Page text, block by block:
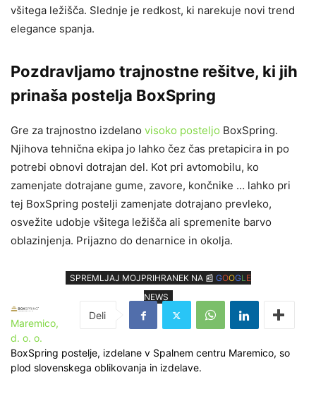
všitega ležišča. Slednje je redkost, ki narekuje novi trend
elegance spanja.
Pozdravljamo trajnostne rešitve, ki jih
prinaša postelja BoxSpring
Gre za trajnostno izdelano visoko posteljo BoxSpring.
Njihova tehnična ekipa jo lahko čez čas pretapicira in po
potrebi obnovi dotrajan del. Kot pri avtomobilu, ko
zamenjate dotrajane gume, zavore, končnike … lahko pri
tej BoxSpring postelji zamenjate dotrajano prevleko,
osvežite udobje všitega ležišča ali spremenite barvo
oblazinjenja. Prijazno do denarnice in okolja.
SPREMLJAJ MOJPRIHRANEK NA 📰 GOOGLE
NEWS
Maremico,
d. o. o.
BoxSpring postelje, izdelane v Spalnem centru Maremico, so
plod slovenskega oblikovanja in izdelave.